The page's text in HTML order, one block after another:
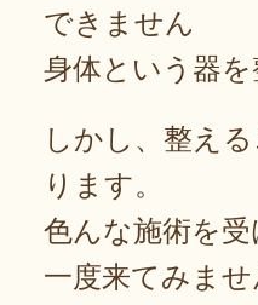
できません
身体という器
しかし、整え
ります。
色んな施術を
一度来てみませ